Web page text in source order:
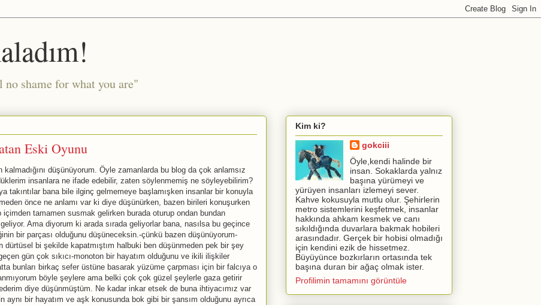
shame for what you are"
Eski Oyunu
düşünüyorum. Öyle zamanlarda bu blog da çok anlamsız
insanlara ne ifade edebilir, zaten söylenmemiş ne söyleyebilirim?
takıntılar bana bile ilginç gelmemeye başlamışken insanlar bir konuyla
önce ne anlamı var ki diye düşünürken, bazen birileri konuşurken
tamamen susmak gelirken burada oturup ondan bundan
Ama diyorum ki arada sırada geliyorlar bana, nasılsa bu geçince
bir parçası olduğunu düşüneceksin.-çünkü bazen düşünüyorum-
dürtüsel bi şekilde kapatmıştım halbuki ben düşünmeden pek bir şey
gün çok sıkıcı-monoton bir hayatım olduğunu ve ikili ilişkiler
bunları birkaç sefer üstüne basarak yüzüme çarpması için bir falcıya o
böyle şeylere ama belki çok çok güzel şeylerle gaza getirir
diye düşünmüştüm. Ne kadar inkar etsek de buna ihtiyacımız var
aynı bir hayatım ve aşk konusunda bok gibi bir şansım olduğunu ayrıca
Kim ki?
gokciii
Öyle,kendi halinde bir
insan. Sokaklarda yalnız
başına yürümeyi ve
yürüyen insanları izlemeyi sever.
Kahve kokusuyla mutlu olur. Şehirlerin
metro sistemlerini keşfetmek, insanlar
hakkında ahkam kesmek ve canı
sıkıldığında duvarlara bakmak hobileri
arasındadır. Gerçek bir hobisi olmadığı
için kendini ezik de hissetmez.
Büyüyünce bozkırların ortasında tek
başına duran bir ağaç olmak ister.
Profilimin tamamını görüntüle